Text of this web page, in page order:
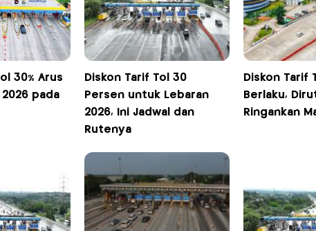
30% Arus
2026 pada
Diskon Tarif Tol 30
Persen untuk Lebaran
2026, Ini Jadwal dan
Rutenya
Diskon Tarif
Berlaku,
Ringankan